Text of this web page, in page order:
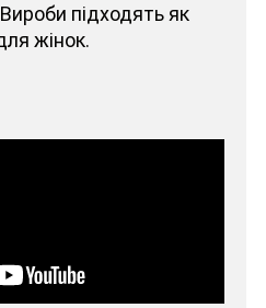
Вироби підходять як
жінок.